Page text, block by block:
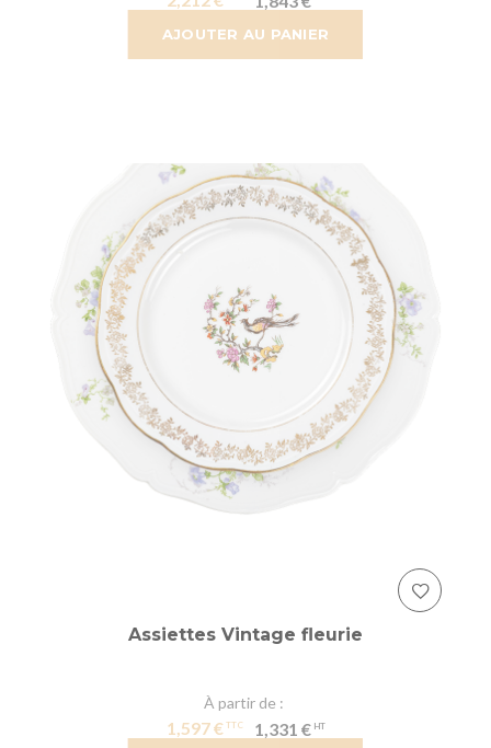
AJOUTER AU PANIER
Assiettes Vintage fleurie
À partir de
1,597 € 1,331 €